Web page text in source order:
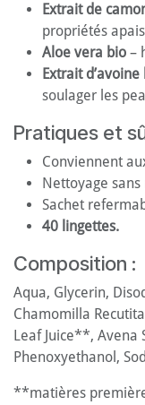
Extrait de
propriétés
Aloe vera bio –
Extrait
soulager les
Pratiques et
Conviennent
Nettoyage sans
Sachet
40 lingettes.
Composition :
Aqua, Glycerin,
Chamomilla
Leaf Juice**, Avena
Phenoxyethanol,
**matières